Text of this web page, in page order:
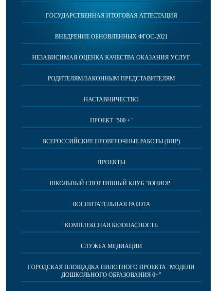
ГОСУДАРСТВЕННАЯ ИТОГОВАЯ АТТЕСТАЦИЯ
ВНЕДРЕНИЕ ОБНОВЛЕННЫХ ФГОС-2021
НЕЗАВИСИМАЯ ОЦЕНКА КАЧЕСТВА ОКАЗАНИЯ УСЛУГ
РОДИТЕЛЯМ/ЗАКОННЫМ ПРЕДСТАВИТЕЛЯМ
НАСТАВНИЧЕСТВО
ПРОЕКТ "500 +"
ВСЕРОССИЙСКИЕ ПРОВЕРОЧНЫЕ РАБОТЫ (ВПР)
ПРОЕКТЫ
ШКОЛЬНЫЙ СПОРТИВНЫЙ КЛУБ "ЮНИОР"
ВОСПИТАТЕЛЬНАЯ РАБОТА
КОМПЛЕКСНАЯ БЕЗОПАСНОСТЬ
СЛУЖБА МЕДИАЦИИ
ГОРОДСКАЯ ПЛОЩАДКА ПИЛОТНОГО ПРОЕКТА "МОДЕЛИ
ДОШКОЛЬНОГО ОБРАЗОВАНИЯ 0+"